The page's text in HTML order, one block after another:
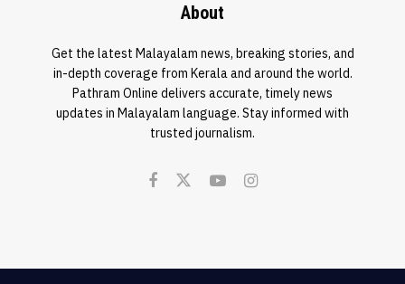
About
Get the latest Malayalam news, breaking stories, and
in-depth coverage from Kerala and around the world.
Pathram Online delivers accurate, timely news
updates in Malayalam language. Stay informed with
trusted journalism.